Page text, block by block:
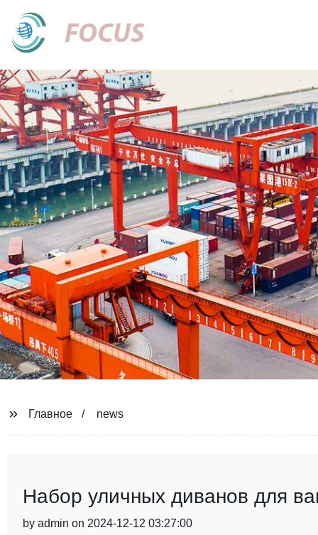
FOCUS
Главное news
Набор уличных диванов для
by admin on 2024-12-12 03:27:00